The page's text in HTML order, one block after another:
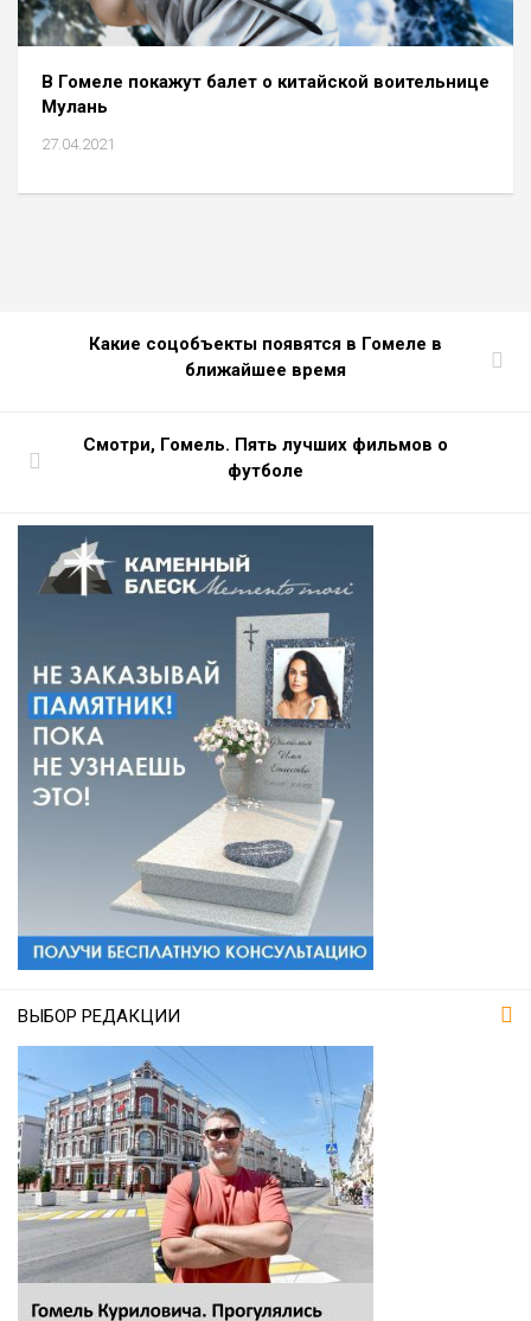
В Гомеле покажут балет о китайской воительнице
Мулань
27.04.2021
Какие соцобъекты появятся в Гомеле в
ближайшее время
Cмотри, Гомель. Пять лучших фильмов о
футболе
ВЫБОР РЕДАКЦИИ